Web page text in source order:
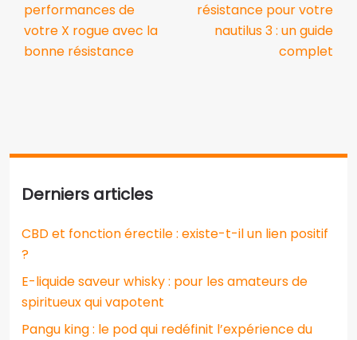
performances de
votre X rogue avec la
bonne résistance
résistance pour votre
nautilus 3 : un guide
complet
Derniers articles
CBD et fonction érectile : existe-t-il un lien positif
?
E-liquide saveur whisky : pour les amateurs de
spiritueux qui vapotent
Pangu king : le pod qui redéfinit l’expérience du